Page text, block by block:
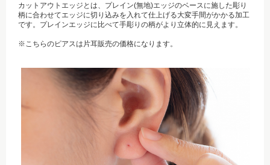
カットアウトエッジとは、プレイン(無地)エッジのベースに施した彫り
柄に合わせてエッジに切り込みを入れて仕上げる大変手間がかかる加工
です。プレインエッジに比べて手彫りの柄がより立体的に見えます。
※こちらのピアスは片耳販売の価格になります。